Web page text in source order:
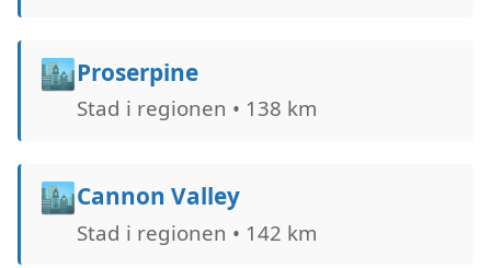
🏙️Proserpine
Stad i regionen • 138 km
🏙️Cannon Valley
Stad i regionen • 142 km